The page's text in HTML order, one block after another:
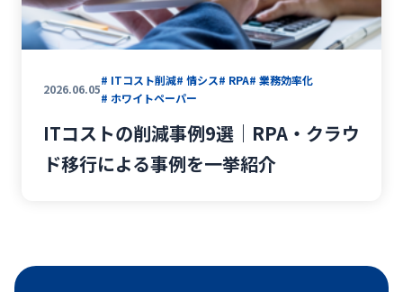
2026.06.05
# ITコスト削減# 情シス# RPA# 業務効率化
# ホワイトペーパー
ITコストの削減事例9選｜RPA・クラウ
ド移行による事例を一挙紹介